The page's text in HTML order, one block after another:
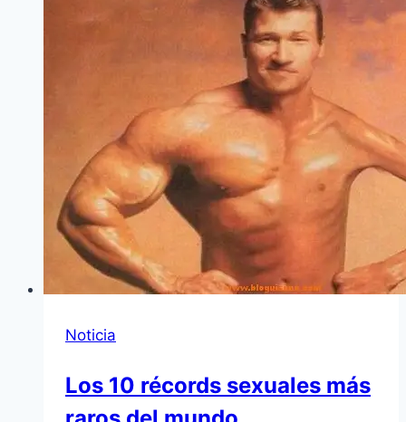
Noticia
Los 10 récords sexuales más